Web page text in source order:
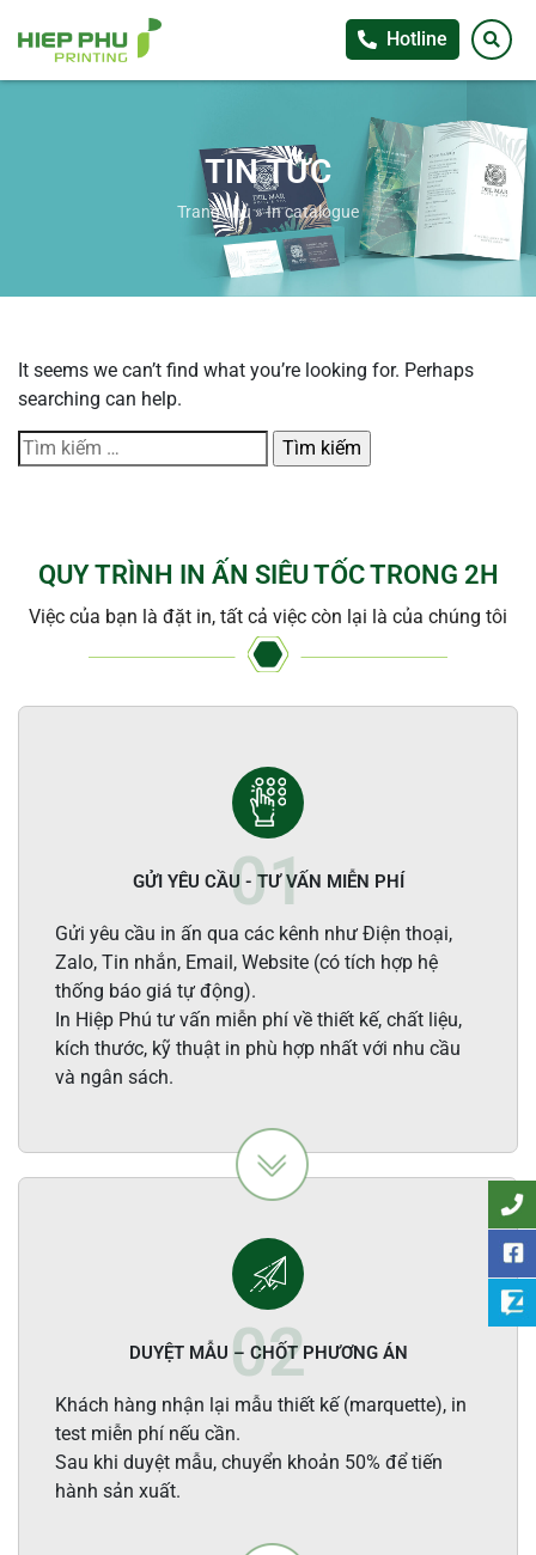
Hotline
TIN TỨC
Trang chủ»In catalogue
It seems we can’t find what you’re looking for. Perhaps
searching can help.
Tìm
kiếm
QUY TRÌNH IN ẤN SIÊU TỐC TRONG 2H
Việc của bạn là đặt in, tất cả việc còn lại là của chúng tôi
GỬI YÊU CẦU - TƯ VẤN MIỄN PHÍ
Gửi yêu cầu in ấn qua các kênh như Điện thoại,
Zalo, Tin nhắn, Email, Website (có tích hợp hệ
thống báo giá tự động).
In Hiệp Phú tư vấn miễn phí về thiết kế, chất liệu,
kích thước, kỹ thuật in phù hợp nhất với nhu cầu
và ngân sách.
DUYỆT MẪU – CHỐT PHƯƠNG ÁN
Khách hàng nhận lại mẫu thiết kế (marquette), in
test miễn phí nếu cần.
Sau khi duyệt mẫu, chuyển khoản 50% để tiến
hành sản xuất.